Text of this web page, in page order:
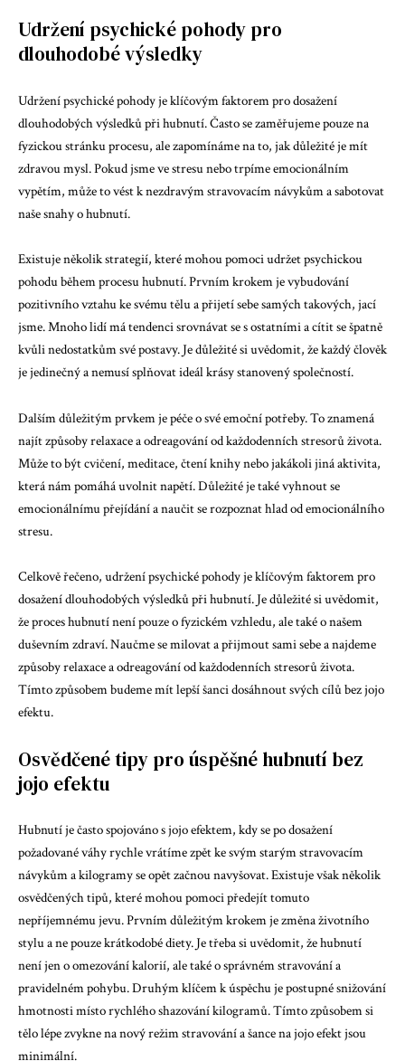
Udržení psychické pohody pro
dlouhodobé výsledky
Udržení psychické pohody je klíčovým faktorem pro dosažení
dlouhodobých výsledků při hubnutí. Často se zaměřujeme pouze na
fyzickou stránku procesu, ale zapomínáme na to, jak důležité je mít
zdravou mysl. Pokud jsme ve stresu nebo trpíme emocionálním
vypětím, může to vést k nezdravým stravovacím návykům a sabotovat
naše snahy o hubnutí.
Existuje několik strategií, které mohou pomoci udržet psychickou
pohodu během procesu hubnutí. Prvním krokem je vybudování
pozitivního vztahu ke svému tělu a přijetí sebe samých takových, jací
jsme. Mnoho lidí má tendenci srovnávat se s ostatními a cítit se špatně
kvůli nedostatkům své postavy. Je důležité si uvědomit, že každý člověk
je jedinečný a nemusí splňovat ideál krásy stanovený společností.
Dalším důležitým prvkem je péče o své emoční potřeby. To znamená
najít způsoby relaxace a odreagování od každodenních stresorů života.
Může to být cvičení, meditace, čtení knihy nebo jakákoli jiná aktivita,
která nám pomáhá uvolnit napětí. Důležité je také vyhnout se
emocionálnímu přejídání a naučit se rozpoznat hlad od emocionálního
stresu.
Celkově řečeno, udržení psychické pohody je klíčovým faktorem pro
dosažení dlouhodobých výsledků při hubnutí. Je důležité si uvědomit,
že proces hubnutí není pouze o fyzickém vzhledu, ale také o našem
duševním zdraví. Naučme se milovat a přijmout sami sebe a najdeme
způsoby relaxace a odreagování od každodenních stresorů života.
Tímto způsobem budeme mít lepší šanci dosáhnout svých cílů bez jojo
efektu.
Osvědčené tipy pro úspěšné hubnutí bez
jojo efektu
Hubnutí je často spojováno s jojo efektem, kdy se po dosažení
požadované váhy rychle vrátíme zpět ke svým starým stravovacím
návykům a kilogramy se opět začnou navyšovat. Existuje však několik
osvědčených tipů, které mohou pomoci předejít tomuto
nepříjemnému jevu. Prvním důležitým krokem je změna životního
stylu a ne pouze krátkodobé diety. Je třeba si uvědomit, že hubnutí
není jen o omezování kalorií, ale také o správném stravování a
pravidelném pohybu. Druhým klíčem k úspěchu je postupné snižování
hmotnosti místo rychlého shazování kilogramů. Tímto způsobem si
tělo lépe zvykne na nový režim stravování a šance na jojo efekt jsou
minimální.